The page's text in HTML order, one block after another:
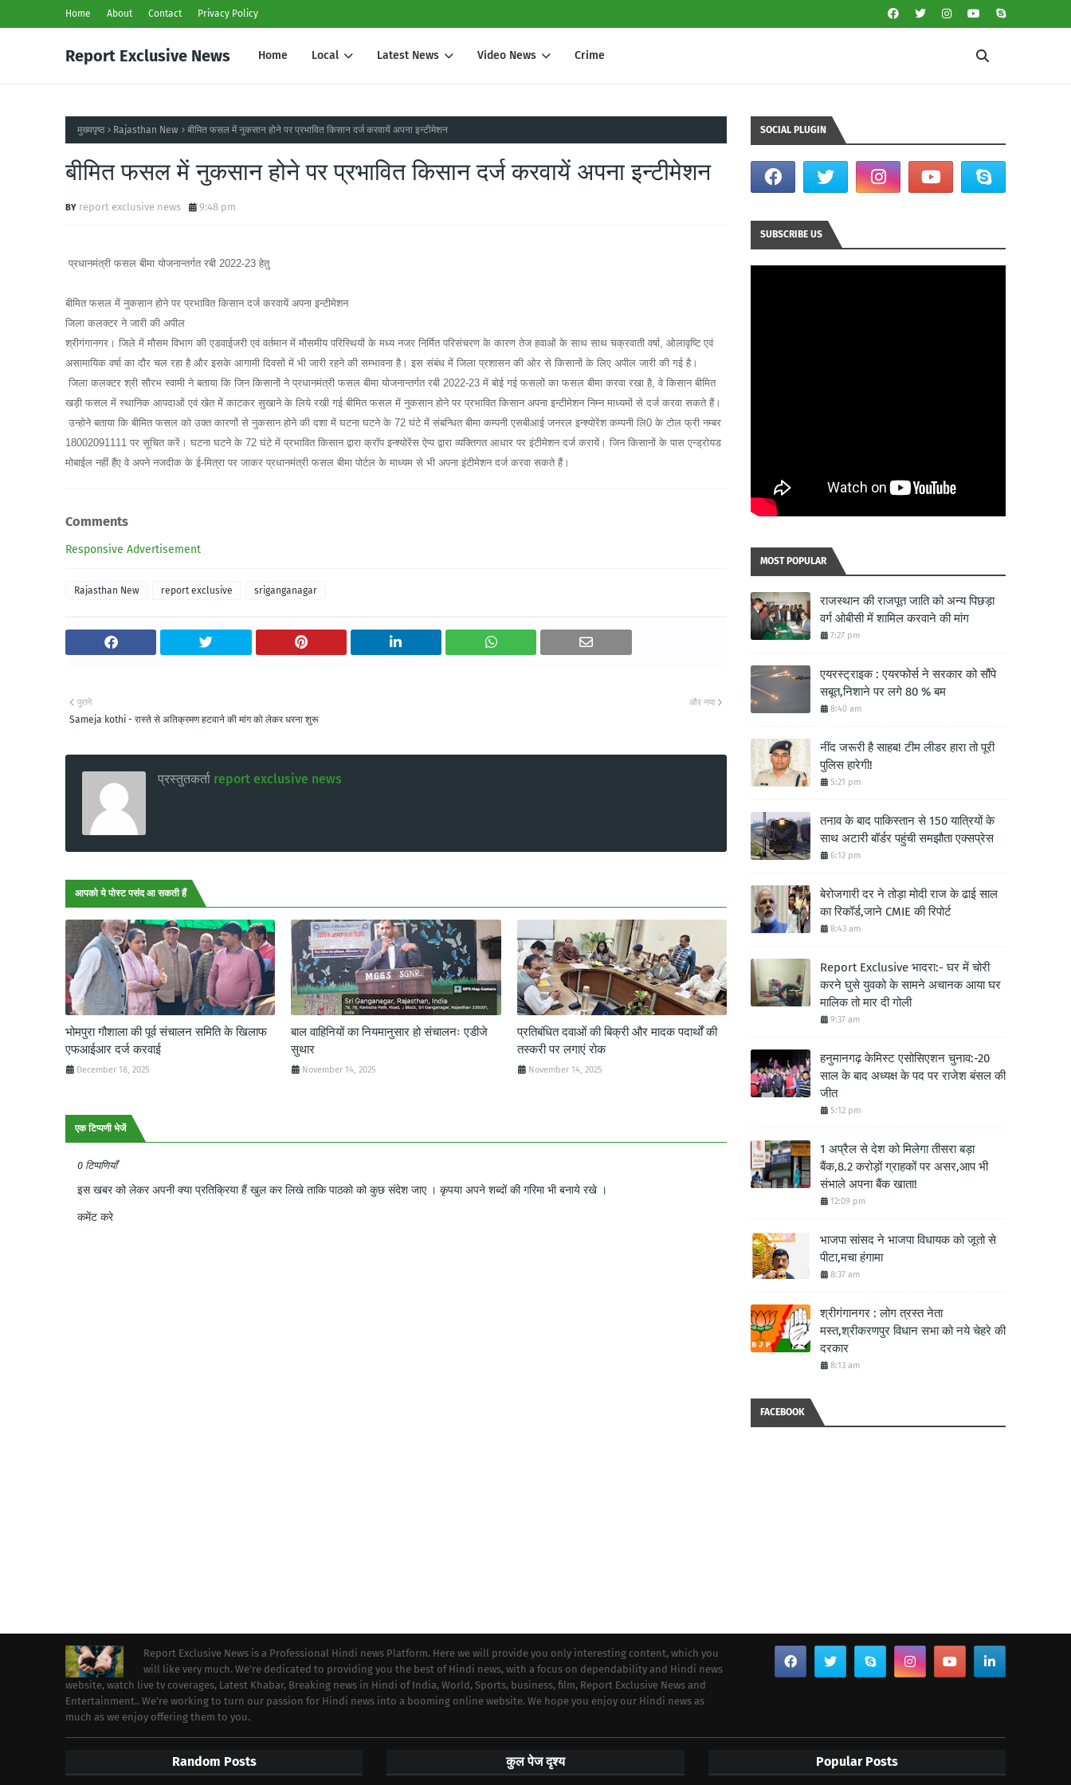
Home About Contact Privacy Policy
Report Exclusive News Home Local Latest News Video News Crime
मुख्यपृष्ठ Rajasthan New बीमित फसल में नुकसान होने पर प्रभावित किसान दर्ज करवायें अपना इन्टीमेशन
बीमित फसल में नुकसान होने पर प्रभावित किसान दर्ज करवायें अपना इन्टीमेशन
report exclusive news 9:48 pm
प्रधानमंत्री फसल बीमा योजनान्तर्गत रबी 2022-23 हेतु
बीमित फसल में नुकसान होने पर प्रभावित किसान दर्ज करवायें अपना इन्टीमेशन
जिला कलक्टर ने जारी की अपील
श्रीगंगानगर। जिले में मौसम विभाग की एडवाईजरी एवं वर्तमान में मौसमीय परिस्थियों के मध्य नजर निर्मित परिसंचरण के कारण तेज हवाओं के साथ साथ चक्रवाती वर्षा, ओलावृष्टि एवं
असामायिक वर्षा का दौर चल रहा है और इसके आगामी दिवसों में भी जारी रहने की सम्भावना है। इस संबंध में जिला प्रशासन की ओर से किसानों के लिए अपील जारी की गई है।
जिला कलक्टर श्री सौरभ स्वामी ने बताया कि जिन किसानों ने प्रधानमंत्री फसल बीमा योजनान्तर्गत रबी 2022-23 में बोई गई फसलों का फसल बीमा करवा रखा है, वे किसान बीमित
खड़ी फसल में स्थानिक आपदाओं एवं खेत में काटकर सुखाने के लिये रखी गई बीमित फसल में नुकसान होने पर प्रभावित किसान अपना इन्टीमेशन निम्न माध्यमों से दर्ज करवा सकते हैं।
उन्होने बताया कि बीमित फसल को उक्त कारणों से नुकसान होने की दशा में घटना घटने के 72 घंटे में संबन्धित बीमा कम्पनी एसबीआई जनरल इन्श्योरेंश कम्पनी लि0 के टोल फ्री नम्बर
18002091111 पर सूचित करें। घटना घटने के 72 घंटे में प्रभावित किसान द्वारा क्रॉप इन्श्योरेंस ऐप्प द्वारा व्यक्तिगत आधार पर इंटीमेशन दर्ज करायें। जिन किसानों के पास एन्ड्रोयड
मोबाईल नहीं हैंए वे अपने नजदीक के ई-मित्रा पर जाकर प्रधानमंत्री फसल बीमा पोर्टल के माध्यम से भी अपना इंटीमेशन दर्ज करवा सकते हैं।
Comments
Responsive Advertisement
Rajasthan New report exclusive sriganganagar
और नया
पुराने
Sameja kothi - रास्ते से अतिक्रमण हटवाने की मांग को लेकर धरना शुरू
प्रस्तुतकर्ता report exclusive news
आपको ये पोस्ट पसंद आ सकती हैं
भोमपुरा गौशाला की पूर्व संचालन समिति के खिलाफ
एफआईआर दर्ज करवाई
December 18, 2025
बाल वाहिनियों का नियमानुसार हो संचालनः एडीजे
सुथार
November 14, 2025
प्रतिबंधित दवाओं की बिक्री और मादक पदार्थों की
तस्करी पर लगाएं रोक
November 14, 2025
एक टिप्पणी भेजें
0 टिप्पणियाँ
इस खबर को लेकर अपनी क्या प्रतिक्रिया हैं खुल कर लिखे ताकि पाठको को कुछ संदेश जाए । कृपया अपने शब्दों की गरिमा भी बनाये रखे ।
कमेंट करे
SOCIAL PLUGIN
SUBSCRIBE US
MOST POPULAR
राजस्थान की राजपूत जाति को अन्य पिछड़ा
वर्ग ओबीसी में शामिल करवाने की मांग
7:27 pm
एयरस्ट्राइक : एयरफोर्स ने सरकार को सौंपे
सबूत,निशाने पर लगे 80 % बम
8:40 am
नींद जरूरी है साहब! टीम लीडर हारा तो पूरी
पुलिस हारेगी!
5:21 pm
तनाव के बाद पाकिस्तान से 150 यात्रियों के
साथ अटारी बॉर्डर पहुंची समझौता एक्सप्रेस
6:12 pm
बेरोजगारी दर ने तोड़ा मोदी राज के ढाई साल
का रिकॉर्ड,जाने CMIE की रिपोर्ट
8:43 am
Report Exclusive भादरा:- घर में चोरी
करने घुसे युवको के सामने अचानक आया घर
मालिक तो मार दी गोली
9:37 am
हनुमानगढ़ केमिस्ट एसोसिएशन चुनाव:-20
साल के बाद अध्यक्ष के पद पर राजेश बंसल की
जीत
5:12 pm
1 अप्रैल से देश को मिलेगा तीसरा बड़ा
बैंक,8.2 करोड़ों ग्राहकों पर असर,आप भी
संभाले अपना बैंक खाता!
12:09 pm
भाजपा सांसद ने भाजपा विधायक को जूतो से
पीटा,मचा हंगामा
8:37 am
श्रीगंगानगर : लोग त्रस्त नेता
मस्त,श्रीकरणपुर विधान सभा को नये चेहरे की
दरकार
8:13 am
FACEBOOK
Report Exclusive News is a Professional Hindi news Platform. Here we will provide you only interesting content, which you
will like very much. We're dedicated to providing you the best of Hindi news, with a focus on dependability and Hindi news
website, watch live tv coverages, Latest Khabar, Breaking news in Hindi of India, World, Sports, business, film, Report Exclusive News and
Entertainment.. We're working to turn our passion for Hindi news into a booming online website. We hope you enjoy our Hindi news as
much as we enjoy offering them to you.
Random Posts कुल पेज दृश्य Popular Posts